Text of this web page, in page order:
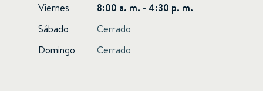
Viernes
8:00 a. m. - 4:30 p. m.
Sábado
Cerrado
Domingo
Cerrado